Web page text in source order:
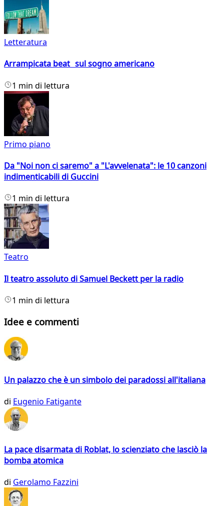
Letteratura
Arrampicata beat sul sogno americano
1 min di lettura
Primo piano
Da "Noi non ci saremo" a "L'avvelenata": le 10 canzoni
indimenticabili di Guccini
1 min di lettura
Teatro
Il teatro assoluto di Samuel Beckett per la radio
1 min di lettura
Idee e commenti
Un palazzo che è un simbolo dei paradossi all'italiana
di Eugenio Fatigante
La pace disarmata di Roblat, lo scienziato che lasciò la
bomba atomica
di Gerolamo Fazzini